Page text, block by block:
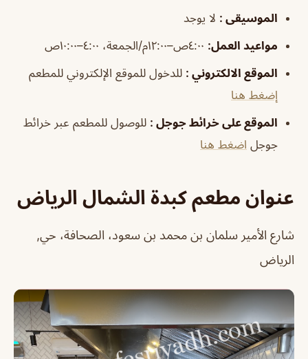
الموسيقى : لا يوجد
مواعيد العمل:
الموقع الالكتروني : للدخول للموقع الإلكتروني للمطعم
إضغط هنا
الموقع على خرائط جوجل : للوصول للمطعم عبر خرائط
جوجل اضغط هنا
عنوان مطعم كبدة الشمال الرياض
شارع الأمير سلمان بن محمد بن سعود، الصحافة، حي,
الرياض